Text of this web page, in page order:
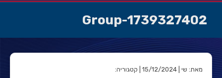
Group-1739327402
מאת: שי | 15/12/2024 | קטגוריה: